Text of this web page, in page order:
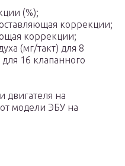
(%);
коррекции;
коррекции;
(мг/такт) для 8
16 клапанного
двигателя на
модели ЭБУ на